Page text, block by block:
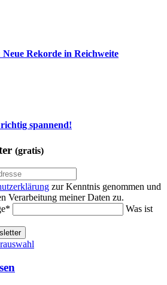
Rekorde in Reichweite
spannend!
(gratis)
zur Kenntnis genommen und
Verarbeitung meiner Daten zu.
*
Was ist